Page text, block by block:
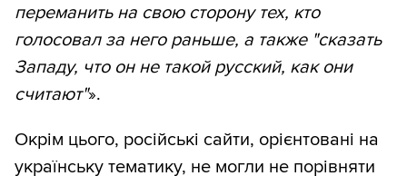
переманить на свою сторону тех, кто
голосовал за него раньше, а также "сказать
Западу, что он не такой русский, как они
считают"».
Окрім цього, російські сайти, орієнтовані на
українську тематику, не могли не порівняти